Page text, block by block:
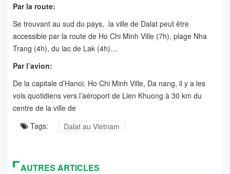
Par la route:
Se trouvant au sud du pays, la ville de Dalat peut être
accessible par la route de Ho Chi Minh Ville (7h), plage Nha
Trang (4h), du lac de Lak (4h)…
Par l’avion:
De la capitale d’Hanoi, Ho Chi Minh Ville, Da nang, il y a les
vols quotidiens vers l’aéroport de Lien Khuong à 30 km du
centre de la ville de
Tags:
Dalat au Vietnam
AUTRES ARTICLES